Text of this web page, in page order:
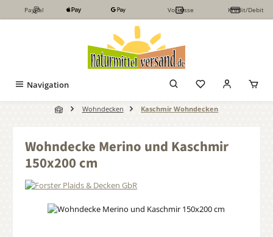
Zum Hauptinhalt springen
PayPal Vorkasse Kredit/Debit
Navigation
Wohndecken Kaschmir Wohndecken
Wohndecke Merino und Kaschmir
150x200 cm
Bildergalerie überspringen